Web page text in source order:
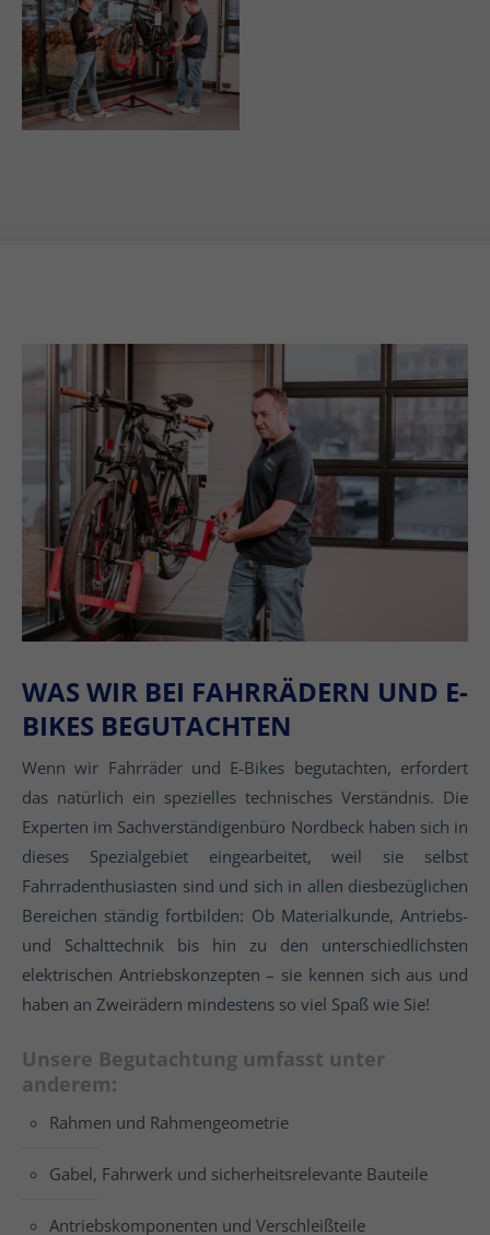
WAS WIR BEI FAHRRÄDERN UND E-
BIKES BEGUTACHTEN
Wenn wir Fahrräder und E-Bikes begutachten, erfordert
das natürlich ein spezielles technisches Verständnis. Die
Experten im Sachverständigenbüro Nordbeck haben sich in
dieses Spezialgebiet eingearbeitet, weil sie selbst
Fahrradenthusiasten sind und sich in allen diesbezüglichen
Bereichen ständig fortbilden: Ob Materialkunde, Antriebs-
und Schalttechnik bis hin zu den unterschiedlichsten
elektrischen Antriebskonzepten – sie kennen sich aus und
haben an Zweirädern mindestens so viel Spaß wie Sie!
Unsere Begutachtung umfasst unter
anderem:
Rahmen und Rahmengeometrie
Gabel, Fahrwerk und sicherheitsrelevante Bauteile
Antriebskomponenten und Verschleißteile